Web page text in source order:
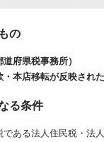
の
府県税事務所）
・本店移転が反映され
る条件
である法人住民税・法